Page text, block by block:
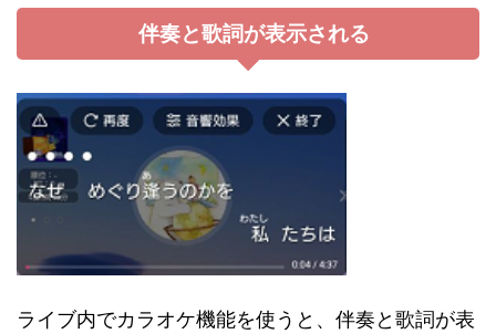
伴奏と歌詞が表示される
ライブ内でカラオケ機能を使うと、伴奏と歌詞が表